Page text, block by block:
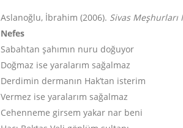
Aslanoğlu, İbrahim (2006). Sivas Meşhurları
Nefes
Sabahtan şahımın nuru doğuyor
Doğmaz ise yaralarım sağalmaz
Derdimin dermanın Hak’tan isterim
Vermez ise yaralarım sağalmaz
Cehenneme girsem yakar nar beni